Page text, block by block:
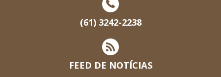
(61) 3242-2238
FEED DE NOTÍCIAS